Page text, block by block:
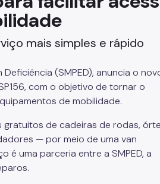
mais simples e rápido
(SMPED), anuncia o
com o objetivo de tornar o
de mobilidade.
de cadeiras de rodas,
— por meio de uma van
é uma parceria entre a SMPED, a